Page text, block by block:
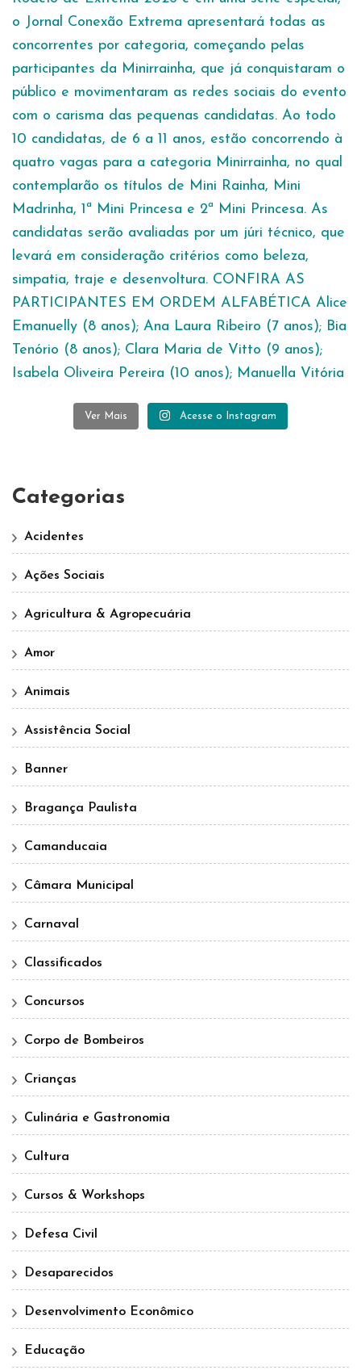
Ver Mais Acesse o Instagram
Categorias
Acidentes
Ações Sociais
Agricultura & Agropecuária
Amor
Animais
Assistência Social
Banner
Bragança Paulista
Camanducaia
Câmara Municipal
Carnaval
Classificados
Concursos
Corpo de Bombeiros
Crianças
Culinária e Gastronomia
Cultura
Cursos & Workshops
Defesa Civil
Desaparecidos
Desenvolvimento Econômico
Educação